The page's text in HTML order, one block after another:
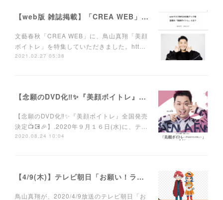
【web版 雑誌掲載】「CREA WEB」にて連載がスタートしました。
文藝春秋「CREA WEB」に、鳥山真翔「美顔
ボイトレ」を特集していただきました。htt…
2021.02.27 05:38
【念願のDVD化‼️✨『美顔ボイトレ』DVD全国発売決定📺💽🎉】
【念願のDVD化‼️✨『美顔ボイトレ』全国発売
決定📺💽🎉】.2020年９月１６日(水)に、テ…
2020.08.24 10:04
【4/9(木)】テレビ朝日「お願い！ランキング」に鳥山真翔ゲスト出演。
鳥山真翔が、2020/4/9放送のテレビ朝日「お